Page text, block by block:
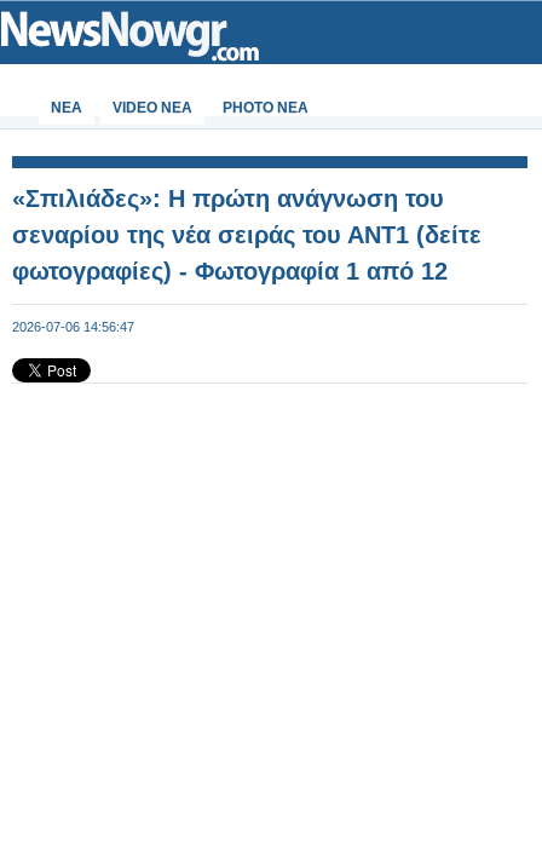
ΝΕΑ VIDEO NEA PHOTO NEA
«Σπιλιάδες»: Η πρώτη ανάγνωση του
σεναρίου της νέα σειράς του ΑΝΤ1 (δείτε
φωτογραφίες) - Φωτογραφία 1 από 12
2026-07-06 14:56:47